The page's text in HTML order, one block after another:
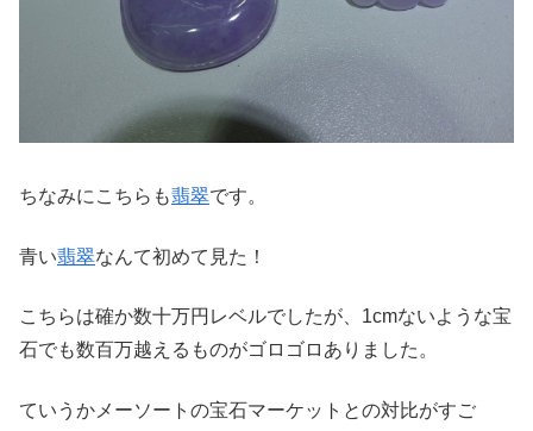
ちなみにこちらも翡翠です。
青い翡翠なんて初めて見た！
こちらは確か数十万円レベルでしたが、1cmないような宝
石でも数百万越えるものがゴロゴロありました。
ていうかメーソートの宝石マーケットとの対比がすご